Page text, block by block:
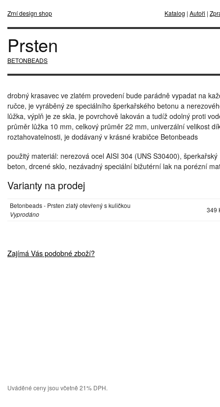
Zrní design shop Katalog | Autoři |
Prsten
BETONBEADS
drobný krasavec ve zlatém provedení bude parádně vypadat na
ručce, je vyráběný ze speciálního šperkařského betonu a
lůžka, výplň je ze skla, je povrchově lakován a tudíž odolný proti
průměr lůžka 10 mm, celkový průměr 22 mm, univerzální velikost
roztahovatelnosti, je dodávaný v krásné krabičce Betonbeads
použitý materiál: nerezová ocel AISI 304 (UNS S30400), šperkařský
beton, drcené sklo, nezávadný speciální bižutérní lak na porézní
Varianty na prodej
Betonbeads - Prsten zlatý otevřený s kuličkou
Vyprodáno
349
Zajímá Vás podobné zboží?
Uváděné ceny jsou včetně 21% DPH.